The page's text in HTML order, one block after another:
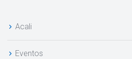
Acali
Evento